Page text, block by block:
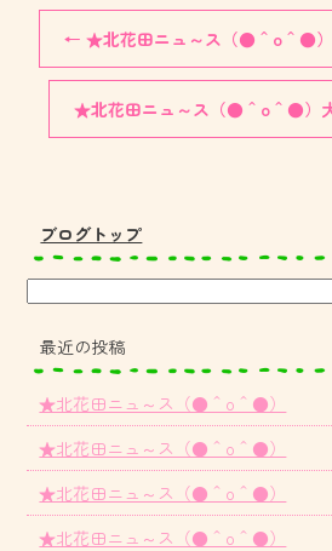
← ★北花田ニュ～ス（●＾o＾●）
★北花田ニュ～ス（●＾o＾●）
ブログトップ
最近の投稿
★北花田ニュ～ス（●＾o＾●）
★北花田ニュ～ス（●＾o＾●）
★北花田ニュ～ス（●＾o＾●）
★北花田ニュ～ス（●＾o＾●）